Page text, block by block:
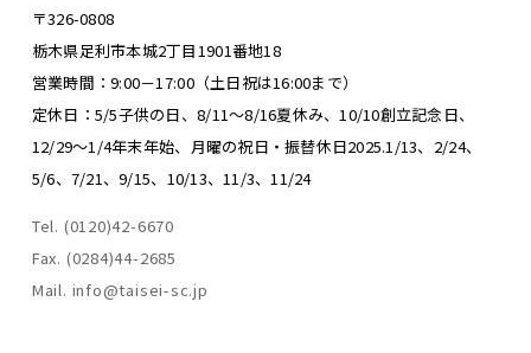
〒326-0808
栃木県足利市本城2丁目1901番地18
営業時間：9:00－17:00（土日祝は16:00まで）
定休日：5/5子供の日、8/11～8/16夏休み、10/10創立記念日、
12/29～1/4年末年始、 月曜の祝日・振替休日2025.1/13、2/24、
5/6、7/21、9/15、10/13、11/3、11/24
Tel. (0120)42-6670
Fax. (0284)44-2685
Mail. info@taisei-sc.jp